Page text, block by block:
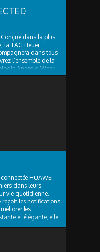
dans la plus
la TAG Heuer
dans tous
l’ensemble de la
Android Wear
Intel. &nbsp
HUAWEI
dans leurs
vie quotidienne.
reçoit les notifications
les
et élégante, elle